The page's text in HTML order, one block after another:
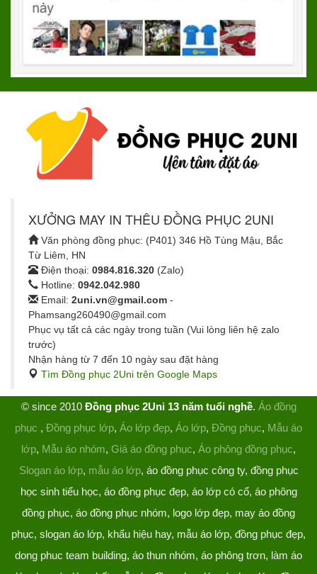
XƯỞNG MAY IN THÊU ĐỒNG PHỤC 2UNI
Văn phòng đồng phục: (P401) 346 Hồ Tùng Mậu, Bắc
Từ Liêm, HN
Điện thoại: 0984.816.320 (Zalo)
Hotline: 0942.042.980
Email: 2uni.vn@gmail.com -
Phamsang260490@gmail.com
Phục vụ tất cả các ngày trong tuần (Vui lòng liên hệ zalo
trước)
Nhận hàng từ 7 đến 10 ngày sau đặt hàng
Tìm Đồng phục 2Uni trên Google Maps
© since 2010 Đồng phục 2Uni 13 năm tuổi nghề. Áo đồng
phục , Đồng phục lớp, Áo lớp đẹp, Áo lớp, Đồng phục, Mẫu áo
lớp, Mẫu áo nhóm, Giá áo đồng phục, Áo phông đồng phục,
Slogan áo lớp, mẫu áo lớp, áo đồng phục công ty, đồng phục
học sinh tiểu học, áo đồng phục đẹp, áo lớp có cổ, áo phông
đồng phục, áo đồng phục nhóm, logo lớp đẹp, may áo đồng
phục, slogan áo lớp, khẩu hiệu hay, mẫu áo lớp, đồng phục đẹp,
dong phuc team building, áo thun nhóm, áo phông trơn, làm áo